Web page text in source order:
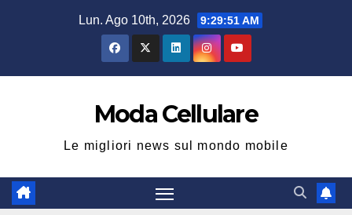
Lun. Ago 10th, 2026 9:29:52 AM
Moda Cellulare
Le migliori news sul mondo mobile